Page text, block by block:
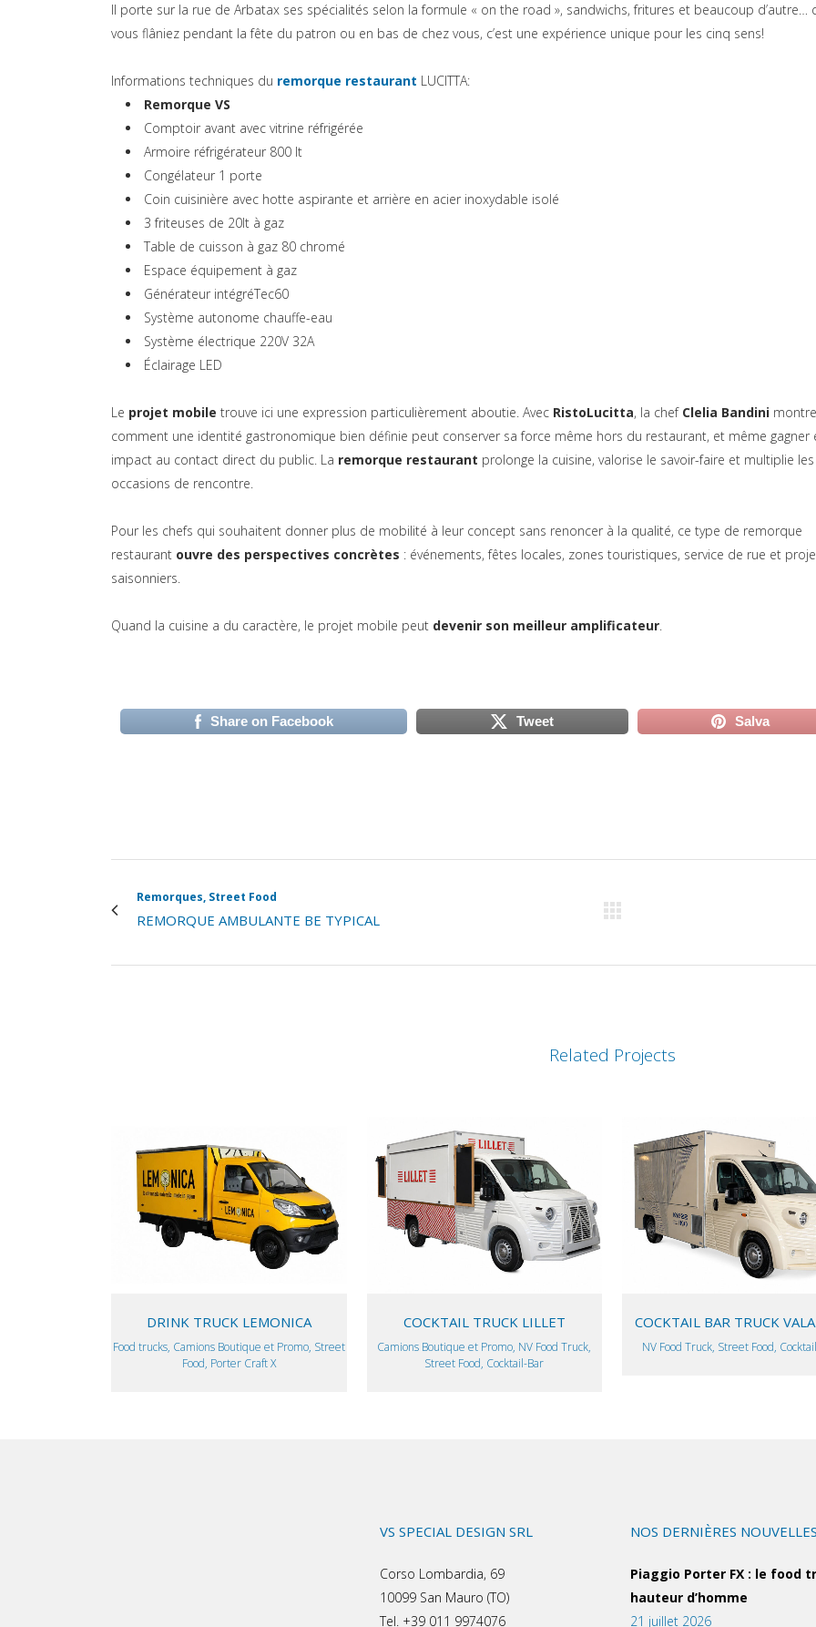
Il porte sur la rue de Arbatax ses spécialités selon la formule « on the road », sandwichs, fritures et beaucoup d’autre…
vous flâniez pendant la fête du patron ou en bas de chez vous, c’est une expérience unique pour les cinq sens!
Informations techniques du remorque restaurant (si apre in una nuova scheda)
LUCITTA:
Remorque VS
Comptoir avant avec vitrine réfrigérée
Armoire réfrigérateur 800 lt
Congélateur 1 porte
Coin cuisinière avec hotte aspirante et arrière en acier inoxydable isolé
3 friteuses de 20lt à gaz
Table de cuisson à gaz 80 chromé
Espace équipement à gaz
Générateur intégréTec60
Système autonome chauffe-eau
Système électrique 220V 32A
Éclairage LED
Le projet mobile trouve ici une expression particulièrement aboutie. Avec RistoLucitta, la chef Clelia Bandini montre
comment une identité gastronomique bien définie peut conserver sa force même hors du restaurant, et même gagner
impact au contact direct du public. La remorque restaurant prolonge la cuisine, valorise le savoir-faire et multiplie les
occasions de rencontre.
Pour les chefs qui souhaitent donner plus de mobilité à leur concept sans renoncer à la qualité, ce type de remorque
restaurant ouvre des perspectives concrètes : événements, fêtes locales, zones touristiques, service de rue et
saisonniers.
Quand la cuisine a du caractère, le projet mobile peut devenir son meilleur amplificateur.
Share on Facebook
Tweet
Salva
Remorques, Street Food
REMORQUE AMBULANTE BE TYPICAL
Related Projects
VIEW
DRINK TRUCK LEMONICA
Food trucks, Camions Boutique et Promo, Street
Food, Porter Craft X
VIEW
COCKTAIL TRUCK LILLET
Camions Boutique et Promo, NV Food Truck,
Street Food, Cocktail-Bar
VIEW
COCKTAIL BAR TRUCK
NV Food Truck, Street Food,
VS SPECIAL DESIGN SRL
Corso Lombardia, 69
10099 San Mauro (TO)
Tel. +39 011 9974076
NOS DERNIÈRES
Piaggio Porter FX : le food
hauteur d’homme
21 juillet 2026